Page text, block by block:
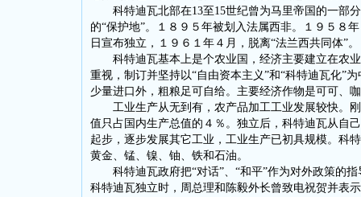
科特迪瓦北部在13至15世纪曾为马里帝国的一部
的“保护地”。１８９５年被划入法属西非。１９５８
日宣布独立，１９６１年４月，脱离“法兰西共同体”。
科特迪瓦基本上是个农业国，经济主要建立在农业
重视，制订并坚持以“自由资本主义”和“科特迪瓦化”
少量进口外，粗粮足可自给。主要经济作物是可可、
工业生产从无到有，农产品加工工业发展较快。刚
值只占国内生产总值的４％。独立后，科特迪瓦从自
起步，逐步发展其它工业，工业生产已初具规模。科
黄金、锰、镍、铀、铁和石油。
科特迪瓦政府把“对话”、“和平”作为对外政策的指
科特迪瓦独立时，周总理和陈毅外长曾致电祝贺并表